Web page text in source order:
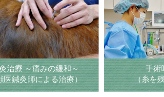
治療 ～痛みの緩和～
医鍼灸師による治療）
手術
（糸を